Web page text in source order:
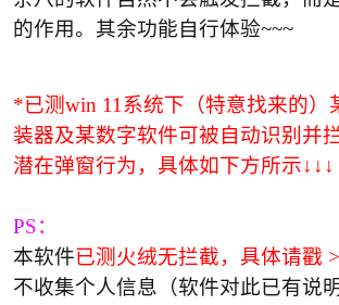
的作用。 其余功能自行体验~~~
*已测win 11系统下（特意找来的）
装器及某数字软件可被自动识别并
潜在弹窗行为，具体如下方所示↓↓↓
PS：
本软件已测火绒无拦截，具体请戳
不收集个人信息（软件对此已有说